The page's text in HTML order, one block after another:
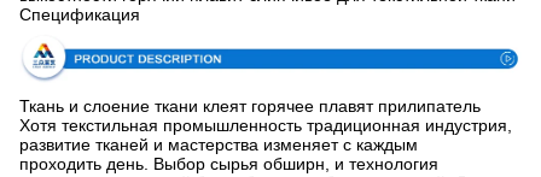
Спецификация
Ткань и слоение ткани клеят горячее плавят прилипатель
Хотя текстильная промышленность традиционная индустрия,
развитие тканей и мастерства изменяет с каждым
проходить день. Выбор сырья обширн, и технология